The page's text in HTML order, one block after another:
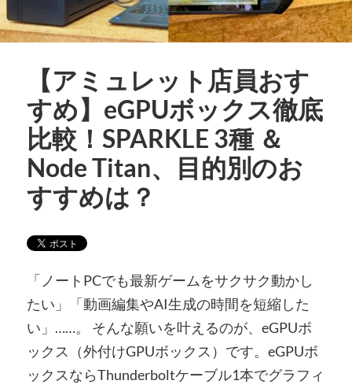
【アミュレット店員おす
すめ】eGPUボックス徹底
比較！SPARKLE 3種 ＆
Node Titan、目的別のお
すすめは？
「ノートPCでも最新ゲームをサクサク動かし
たい」「動画編集やAI生成の時間を短縮した
い」……。 そんな願いを叶えるのが、eGPUボ
ックス（外付けGPUボックス）です。eGPUボ
ックスならThunderboltケーブル1本でグラフィ